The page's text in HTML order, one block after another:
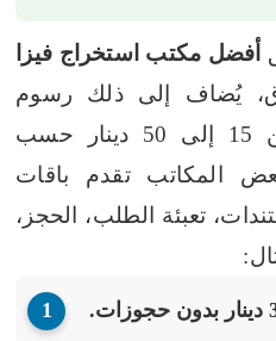
أفضل مكتب استخراج فيزا
يُضاف إلى ذلك رسوم
الخدمة، والتي تتراوح من 15 إلى 50 دينار حسب
المكاتب تقدم باقات
تعبئة الطلب، الحجز،